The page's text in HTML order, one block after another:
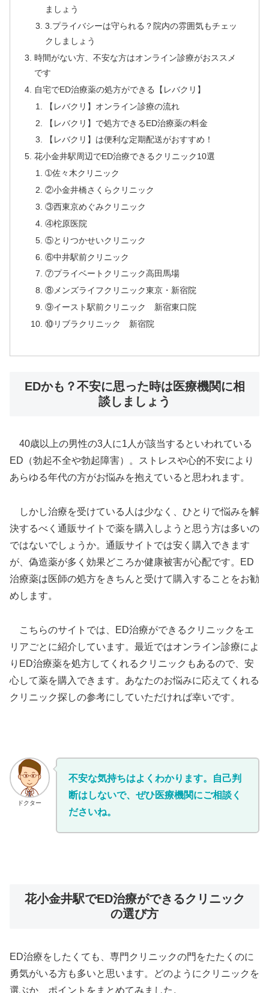
ましょう
3.プライバシーは守られる？院内の雰囲気もチェッ
クしましょう
時間がない方、不安な方はオンライン診療がおススメ
です
自宅でED治療薬の処方ができる【レバクリ】
【レバクリ】オンライン診療の流れ
【レバクリ】で処方できるED治療薬の料金
【レバクリ】は便利な定期配送がおすすめ！
花小金井駅周辺でED治療できるクリニック10選
➀佐々木クリニック
②小金井橋さくらクリニック
③西東京めぐみクリニック
④柁原医院
⑤とりつかせいクリニック
⑥中井駅前クリニック
⑦プライベートクリニック高田馬場
⑧メンズライフクリニック東京・新宿院
⑨イースト駅前クリニック 新宿東口院
⑩リブラクリニック 新宿院
EDかも？不安に思った時は医療機関に相
談しましょう
40歳以上の男性の3人に1人が該当するといわれている
ED（勃起不全や勃起障害）。ストレスや心的不安により
あらゆる年代の方がお悩みを抱えていると思われます。
しかし治療を受けている人は少なく、ひとりで悩みを解
決するべく通販サイトで薬を購入しようと思う方は多いの
ではないでしょうか。通販サイトでは安く購入できます
が、偽造薬が多く効果どころか健康被害が心配です。ED
治療薬は医師の処方をきちんと受けて購入することをお勧
めします。
こちらのサイトでは、ED治療ができるクリニックをエ
リアごとに紹介しています。最近ではオンライン診療によ
りED治療薬を処方してくれるクリニックもあるので、安
心して薬を購入できます。あなたのお悩みに応えてくれる
クリニック探しの参考にしていただければ幸いです。
ドクター
不安な気持ちはよくわかります。自己判
断はしないで、ぜひ医療機関にご相談く
ださいね。
花小金井駅でED治療ができるクリニック
の選び方
ED治療をしたくても、専門クリニックの門をたたくのに
勇気がいる方も多いと思います。どのようにクリニックを
選ぶか、ポイントをまとめてみました。